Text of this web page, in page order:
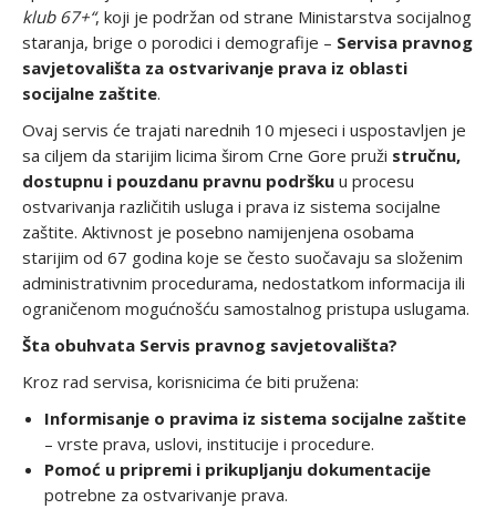
klub 67+“, koji je podržan od strane Ministarstva socijalnog
staranja, brige o porodici i demografije – Servisa pravnog
savjetovališta za ostvarivanje prava iz oblasti
socijalne zaštite.
Ovaj servis će trajati narednih 10 mjeseci i uspostavljen je
sa ciljem da starijim licima širom Crne Gore pruži stručnu,
dostupnu i pouzdanu pravnu podršku u procesu
ostvarivanja različitih usluga i prava iz sistema socijalne
zaštite. Aktivnost je posebno namijenjena osobama
starijim od 67 godina koje se često suočavaju sa složenim
administrativnim procedurama, nedostatkom informacija ili
ograničenom mogućnošću samostalnog pristupa uslugama.
Šta obuhvata Servis pravnog savjetovališta?
Kroz rad servisa, korisnicima će biti pružena:
Informisanje o pravima iz sistema socijalne zaštite
– vrste prava, uslovi, institucije i procedure.
Pomoć u pripremi i prikupljanju dokumentacije
potrebne za ostvarivanje prava.